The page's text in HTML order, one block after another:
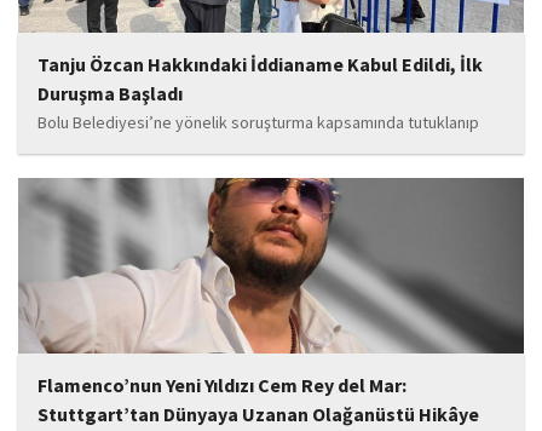
Tanju Özcan Hakkındaki İddianame Kabul Edildi, İlk
Duruşma Başladı
Bolu Belediyesi’ne yönelik soruşturma kapsamında tutuklanıp
belediye başkanlığı görevinden uzaklaştırılan Tanju Özcan’ın da
aralarında bulunduğu 6’sı tutuklu 19 sanığın yargılandığı dava
başladı.
Flamenco’nun Yeni Yıldızı Cem Rey del Mar:
Stuttgart’tan Dünyaya Uzanan Olağanüstü Hikâye